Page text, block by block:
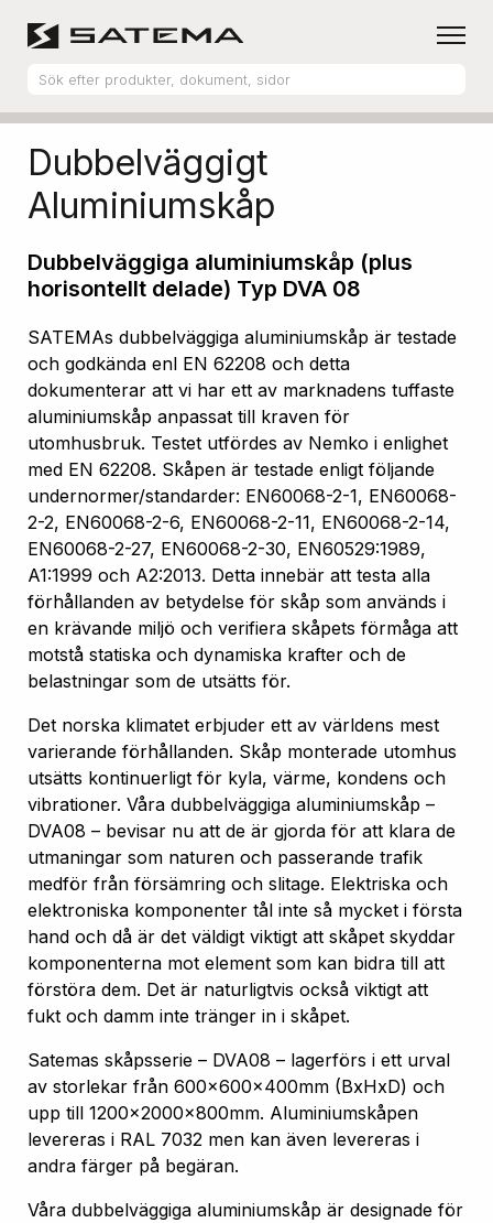
Produktsortiment Aluminiumskåp
Dubbelväggigt
Aluminiumskåp
Dubbelväggiga aluminiumskåp (plus
horisontellt delade) Typ DVA 08
SATEMAs dubbelväggiga aluminiumskåp är testade
och godkända enl EN 62208 och detta
dokumenterar att vi har ett av marknadens tuffaste
aluminiumskåp anpassat till kraven för
utomhusbruk. Testet utfördes av Nemko i enlighet
med EN 62208. Skåpen är testade enligt följande
undernormer/standarder: EN60068-2-1, EN60068-
2-2, EN60068-2-6, EN60068-2-11, EN60068-2-14,
EN60068-2-27, EN60068-2-30, EN60529:1989,
A1:1999 och A2:2013. Detta innebär att testa alla
förhållanden av betydelse för skåp som används i
en krävande miljö och verifiera skåpets förmåga att
motstå statiska och dynamiska krafter och de
belastningar som de utsätts för.
Det norska klimatet erbjuder ett av världens mest
varierande förhållanden. Skåp monterade utomhus
utsätts kontinuerligt för kyla, värme, kondens och
vibrationer. Våra dubbelväggiga aluminiumskåp –
DVA08 – bevisar nu att de är gjorda för att klara de
utmaningar som naturen och passerande trafik
medför från försämring och slitage. Elektriska och
elektroniska komponenter tål inte så mycket i första
hand och då är det väldigt viktigt att skåpet skyddar
komponenterna mot element som kan bidra till att
förstöra dem. Det är naturligtvis också viktigt att
fukt och damm inte tränger in i skåpet.
Satemas skåpsserie – DVA08 – lagerförs i ett urval
av storlekar från 600x600x400mm (BxHxD) och
upp till 1200x2000x800mm. Aluminiumskåpen
levereras i RAL 7032 men kan även levereras i
andra färger på begäran.
Våra dubbelväggiga aluminiumskåp är designade för